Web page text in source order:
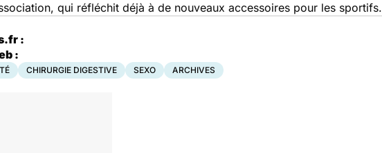
qui réfléchit déjà à de nouveaux accessoires pour les sportifs.
:
:
CHIRURGIE DIGESTIVE SEXO ARCHIVES